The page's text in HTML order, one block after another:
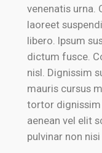
venenatis urna.
laoreet
libero. Ipsum
dictum fusce.
nisl. Dignissim
mauris cursus
tortor dignissim
aenean vel elit
pulvinar non